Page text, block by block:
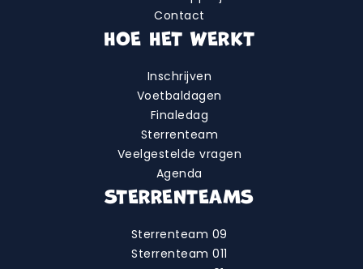
Contact
HOE HET WERKT
Inschrijven
Voetbaldagen
Finaledag
Sterrenteam
Veelgestelde vragen
Agenda
STERRENTEAMS
Sterrenteam 09
Sterrenteam 011